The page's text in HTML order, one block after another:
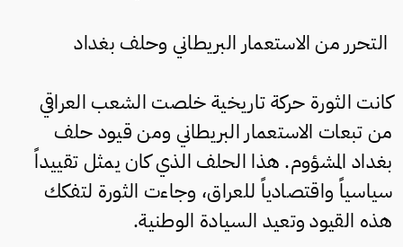
التحرر من الاستعمار البريطاني وحلف بغداد
كانت الثورة حركة تاريخية خلصت الشعب العراقي
من تبعات الاستعمار البريطاني ومن قيود حلف
بغداد المشؤوم. هذا الحلف الذي كان يمثل تقييداً
سياسياً واقتصادياً للعراق، وجاءت الثورة لتفكك
هذه القيود وتعيد السيادة الوطنية.